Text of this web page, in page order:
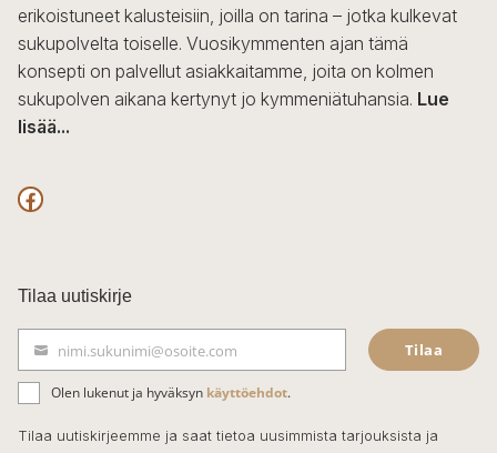
erikoistuneet kalusteisiin, joilla on tarina – jotka kulkevat
sukupolvelta toiselle. Vuosikymmenten ajan tämä
konsepti on palvellut asiakkaitamme, joita on kolmen
sukupolven aikana kertynyt jo kymmeniätuhansia. Lue
lisää...
F
c
e
b
o
o
Tilaa uutiskirje
ä
h
k
nimi.sukunimi@osoite.com Tilaa
Olen lukenut ja hyväksyn käyttöehdot.
Tilaa uutiskirjeemme ja saat tietoa uusimmista tarjouksista ja